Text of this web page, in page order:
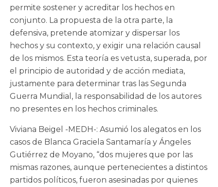
permite sostener y acreditar los hechos en
conjunto. La propuesta de la otra parte, la
defensiva, pretende atomizar y dispersar los
hechos y su contexto, y exigir una relación causal
de los mismos. Esta teoría es vetusta, superada, por
el principio de autoridad y de acción mediata,
justamente para determinar tras las Segunda
Guerra Mundial, la responsabilidad de los autores
no presentes en los hechos criminales.
Viviana Beigel -MEDH-: Asumió los alegatos en los
casos de Blanca Graciela Santamaría y Ángeles
Gutiérrez de Moyano, “dos mujeres que por las
mismas razones, aunque pertenecientes a distintos
partidos políticos, fueron asesinadas por quienes